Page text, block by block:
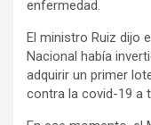
enfermedad.
El ministro Ruiz dijo
Nacional había
adquirir un primer
contra la covid-19 a